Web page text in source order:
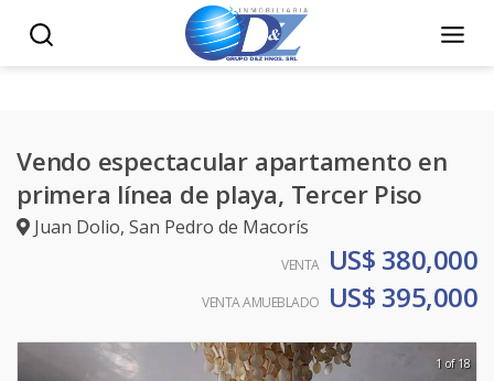
Vendo espectacular apartamento en
primera línea de playa, Tercer Piso
Juan Dolio, San Pedro de Macorís
VENTA US$ 380,000
VENTA AMUEBLADO US$ 395,000
1 of 18